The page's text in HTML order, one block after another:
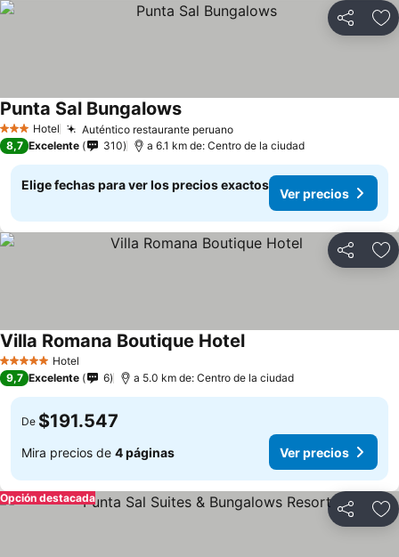
Compartir
3 Estrellas
Hotel Auténtico restaurante peruano
Punta Sal Bungalows
8,7 Excelente 310 a 6.1 km de: Centro de la ciudad
Elige fechas para ver los precios exactos
Ver precios
Compartir
5 Estrellas Hotel
Villa Romana Boutique Hotel
9,7 Excelente 6 a 5.0 km de: Centro de la ciudad
De $191.547
Mira precios de 4 páginas Ver precios
Compartir
Opción destacada